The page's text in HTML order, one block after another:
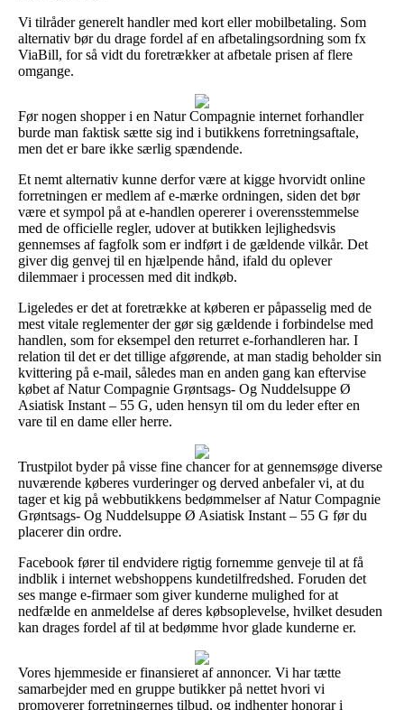
Vi tilråder generelt handler med kort eller mobilbetaling. Som
alternativ bør du drage fordel af en afbetalingsordning som fx
ViaBill, for så vidt du foretrækker at afbetale prisen af flere
omgange.
Før nogen shopper i en Natur Compagnie internet forhandler
burde man faktisk sætte sig ind i butikkens forretningsaftale,
men det er bare ikke særlig spændende.
Et nemt alternativ kunne derfor være at kigge hvorvidt online
forretningen er medlem af e-mærke ordningen, siden det bør
være et sympol på at e-handlen opererer i overensstemmelse
med de officielle regler, udover at butikken lejlighedsvis
gennemses af fagfolk som er indført i de gældende vilkår. Det
giver dig genvej til en hjælpende hånd, ifald du oplever
dilemmaer i processen med dit indkøb.
Ligeledes er det at foretrække at køberen er påpasselig med de
mest vitale reglementer der gør sig gældende i forbindelse med
handlen, som for eksempel den returret e-forhandleren har. I
relation til det er det tillige afgørende, at man stadig beholder sin
kvittering på e-mail, således man en anden gang kan eftervise
købet af Natur Compagnie Grøntsags- Og Nuddelsuppe Ø
Asiatisk Instant – 55 G, uden hensyn til om du leder efter en
vare til en dame eller herre.
Trustpilot byder på visse fine chancer for at gennemsøge diverse
nuværende køberes vurderinger og derved anbefaler vi, at du
tager et kig på webbutikkens bedømmelser af Natur Compagnie
Grøntsags- Og Nuddelsuppe Ø Asiatisk Instant – 55 G før du
placerer din ordre.
Facebook fører til endvidere rigtig fornemme genveje til at få
indblik i internet webshoppens kundetilfredshed. Foruden det
ses mange e-firmaer som giver kunderne mulighed for at
nedfælde en anmeldelse af deres købsoplevelse, hvilket desuden
kan drages fordel af til at bedømme hvor glade kunderne er.
Vores hjemmeside er finansieret af annoncer. Vi har tætte
samarbejder med en gruppe butikker på nettet hvori vi
promoverer forretningernes tilbud, og indhenter honorar i